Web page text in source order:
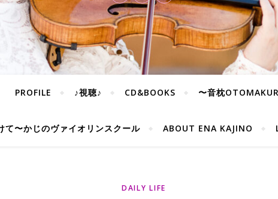
PROFILE ♪視聴♪ CD&BOOKS 〜音枕
て〜かじのヴァイオリンスクール ABOUT ENA KAJINO
DAILY LIFE